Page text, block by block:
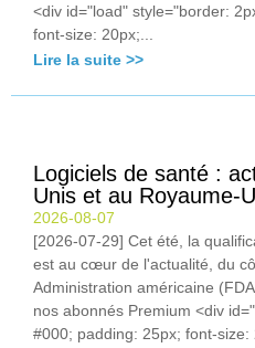
<div id="load" style="border:
font-size: 20px;...
Lire la suite >>
Logiciels de santé :
Unis et au Royaume-
2026-08-07
[2026-07-29] Cet été, la
est au cœur de l'actualité, du
Administration américaine
nos abonnés Premium <div
#000; padding: 25px; font-size: